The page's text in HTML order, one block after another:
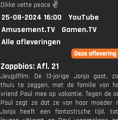
Dikke vette peace ✌
25-08-2024 16:00
YouTube
Amusement.TV
Gamen.TV
Alle afleveringen
Zappbios: Afl. 21
Jeugdfilm. De 13-jarige Jonja gaat,
thuis te zeggen, met de familie van
vriend Paul mee op vakantie. Tegen de
Paul zegt ze dat ze van haar moeder
Jonja heeft een fantastische tijd,